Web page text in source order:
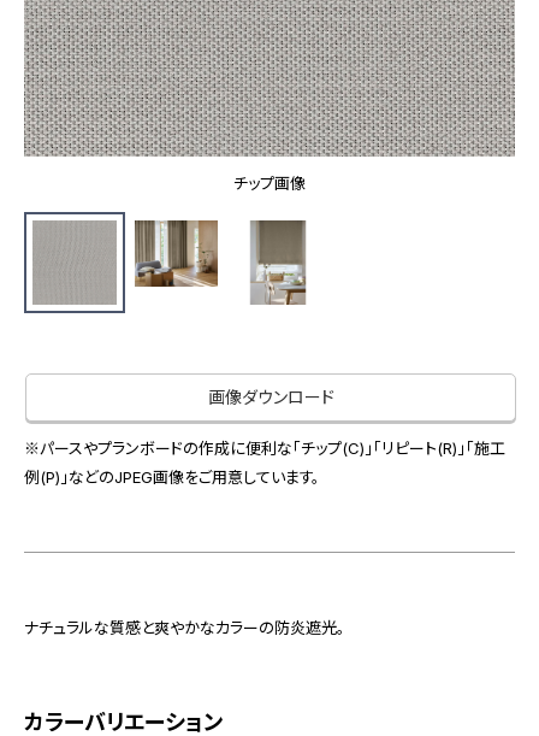
壁紙機能性ガイド
新築戸建・マンション
#リリカラのある暮らし
ショールーム
ショールーム トップ
東京ショールーム
大阪ショールーム
仙台ショールーム
お客様サポート
お客様サポート トップ
画像ダウンロード
お役立ち資料
サンプル・カタログ請求／お問い合わせ（ビジネスのお客様）
非住宅案件に関するお問い合わせ
スペースソリューション事業
オフィスソリューション事業
会社情報
チップ画像
画像ダウンロード
※パースやプランボードの作成に便利な「チップ(C)」「リピート(R)」「施工
例(P)」などのJPEG画像をご用意しています。
ナチュラルな質感と爽やかなカラーの防炎遮光。
カラーバリエーション